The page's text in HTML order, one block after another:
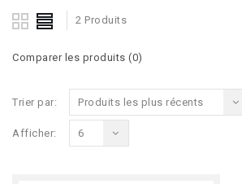
2 Produits
Comparer les produits (0)
Trier par: Produits les plus récents
Afficher: 6